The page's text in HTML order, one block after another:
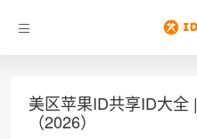
美区苹果ID共享ID大全
（2026）